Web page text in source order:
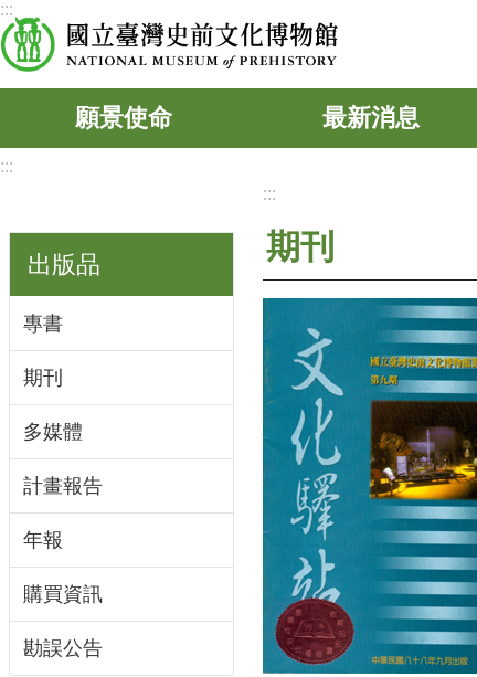
跳到主要內容區塊
:::
願景使命 最新消息
:::
出版品
專書
期刊
多媒體
計畫報告
年報
購買資訊
勘誤公告
:::
期刊